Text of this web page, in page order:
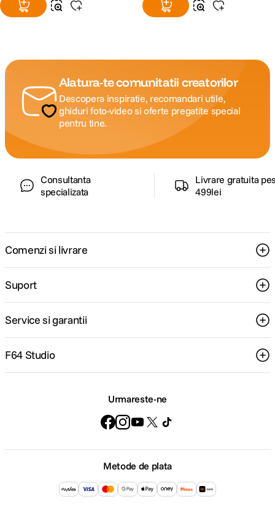
Alatura-te comunitatii creatorilor
Descopera inspiratie, recomandari utile,
ghiduri foto-video si oferte pregatite special
pentru tine.
Consultanta
specializata
Livrare gratuita
499lei
Comenzi si livrare
Suport
Service si garantii
F64 Studio
Urmareste-ne
Metode de plata